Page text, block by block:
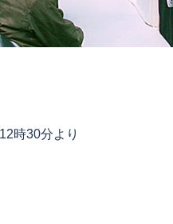
時30分より